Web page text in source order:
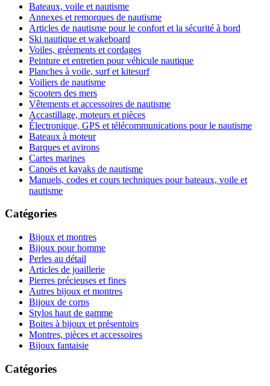
Bateaux, voile et nautisme
Annexes et remorques de nautisme
Articles de nautisme pour le confort et la sécurité à bord
Ski nautique et wakeboard
Voiles, gréements et cordages
Peinture et entretien pour véhicule nautique
Planches à voile, surf et kitesurf
Voiliers de nautisme
Scooters des mers
Vêtements et accessoires de nautisme
Accastillage, moteurs et pièces
Électronique, GPS et télécommunications pour le nautisme
Bateaux à moteur
Barques et avirons
Cartes marines
Canoës et kayaks de nautisme
Manuels, codes et cours techniques pour bateaux, voile et
nautisme
Catégories
Bijoux et montres
Bijoux pour homme
Perles au détail
Articles de joaillerie
Pierres précieuses et fines
Autres bijoux et montres
Bijoux de corps
Stylos haut de gamme
Boites à bijoux et présentoirs
Montres, pièces et accessoires
Bijoux fantaisie
Catégories